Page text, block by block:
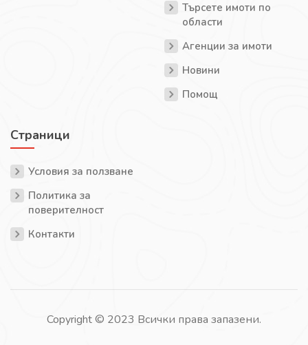
Търсете имоти по
области
Агенции за имоти
Новини
Помощ
Страници
Условия за ползване
Политика за
поверителност
Контакти
Copyright © 2023 Всички права запазени.